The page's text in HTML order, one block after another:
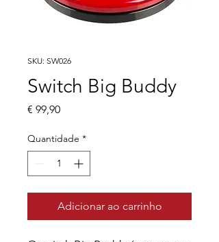
SKU: SW026
Switch Big Buddy
€ 99,90Preço
Quantidade *
Adicionar ao carrinho